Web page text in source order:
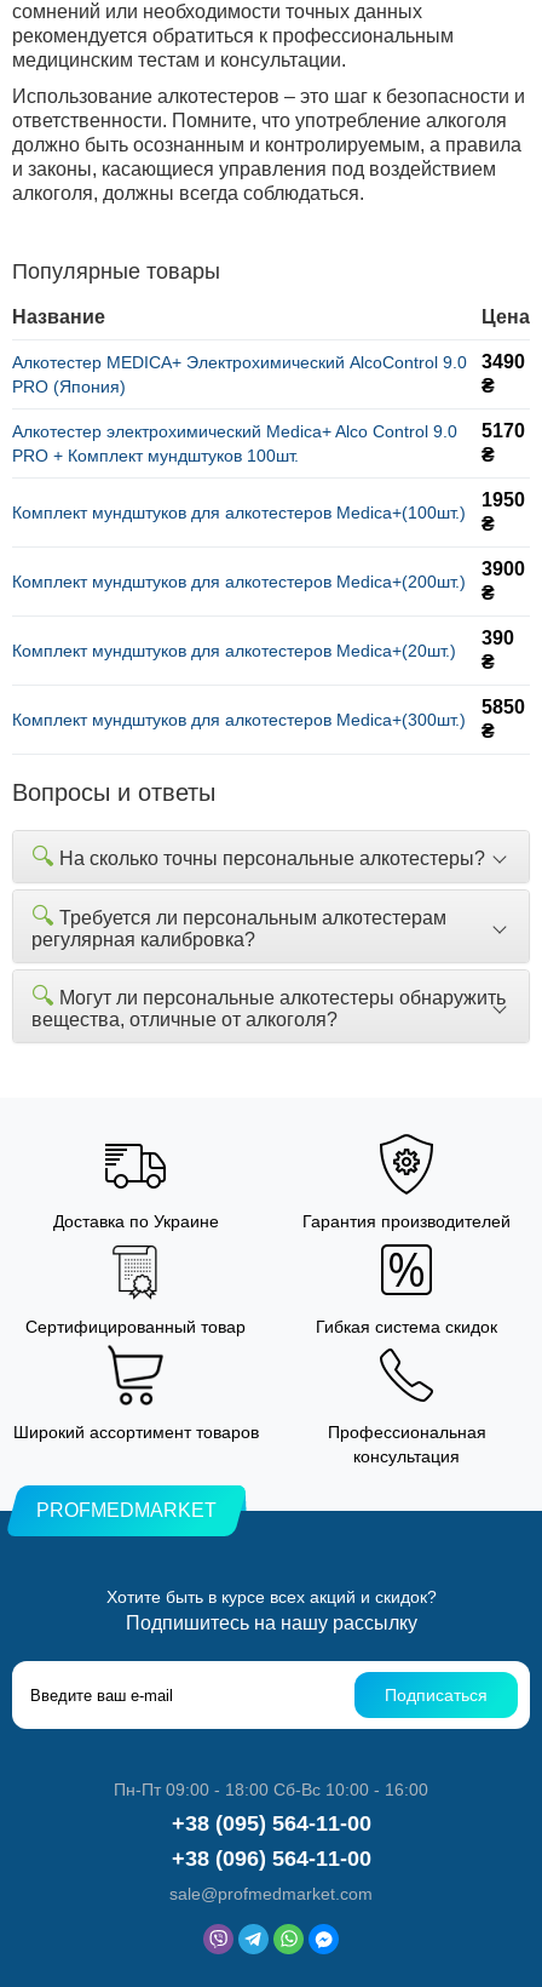
сомнений или необходимости точных данных
рекомендуется обратиться к профессиональным
медицинским тестам и консультации.
Использование алкотестеров – это шаг к безопасности и
ответственности. Помните, что употребление алкоголя
должно быть осознанным и контролируемым, а правила
и законы, касающиеся управления под воздействием
алкоголя, должны всегда соблюдаться.
Популярные товары
Название Цена
Алкотестер MEDICA+ Электрохимический AlcoControl 9.0
PRO (Япония)
3490
₴
Алкотестер электрохимический Medica+ Alco Control 9.0
PRO + Комплект мундштуков 100шт.
5170
₴
Комплект мундштуков для алкотестеров Medica+(100шт.)
1950
₴
Комплект мундштуков для алкотестеров Medica+(200шт.)
3900
₴
Комплект мундштуков для алкотестеров Medica+(20шт.)
390
₴
Комплект мундштуков для алкотестеров Medica+(300шт.)
5850
₴
Вопросы и ответы
🔍 На сколько точны персональные алкотестеры?
🔍 Требуется ли персональным алкотестерам
регулярная калибровка?
🔍 Могут ли персональные алкотестеры обнаружить
вещества, отличные от алкоголя?
Доставка по Украине Гарантия производителей
Сертифицированный товар Гибкая система скидок
Широкий ассортимент товаров
Профессиональная
консультация
PROFMEDMARKET
Хотите быть в курсе всех акций и скидок?
Подпишитесь на нашу рассылку
Подписаться
Пн-Пт 09:00 - 18:00 Сб-Вс 10:00 - 16:00
+38 (095) 564-11-00
+38 (096) 564-11-00
sale@profmedmarket.com